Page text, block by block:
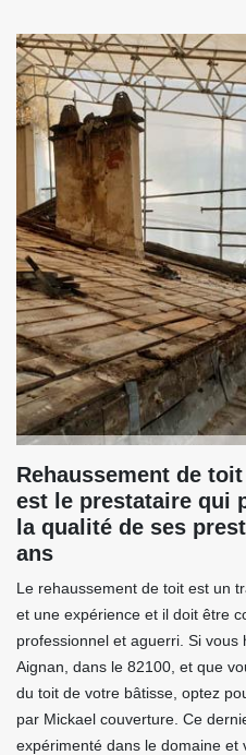
Rehaussement de
est le prestataire qui
la qualité de ses
ans
Le rehaussement de toit est un
et une expérience et il doit être
professionnel et aguerri. Si vous
Aignan, dans le 82100, et que
du toit de votre bâtisse, optez
par Mickael couverture. Ce
expérimenté dans le domaine et